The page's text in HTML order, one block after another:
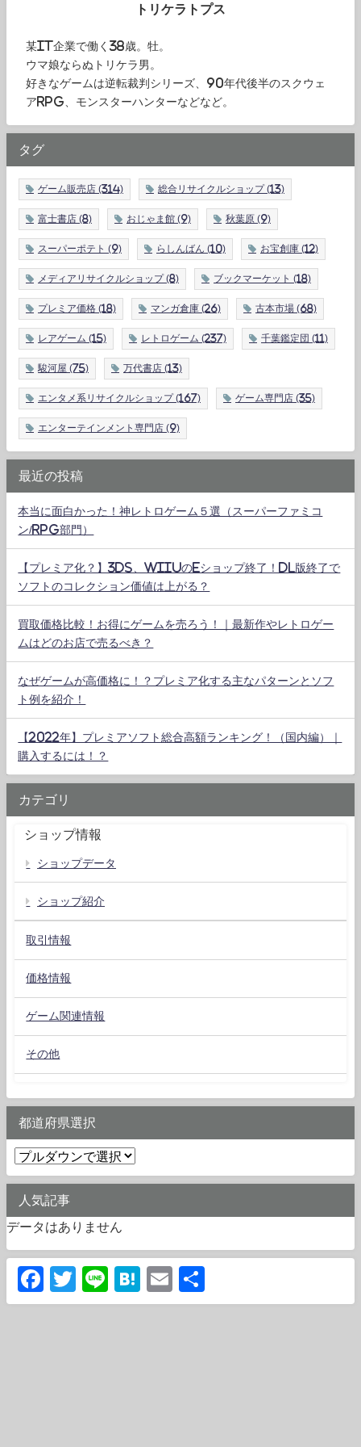
トリケラトプス
某IT企業で働く38歳。牡。
ウマ娘ならぬトリケラ男。
好きなゲームは逆転裁判シリーズ、90年代後半のスクウェ
アRPG、モンスターハンターなどなど。
タグ
ゲーム販売店 (314) 総合リサイクルショップ (13)
富士書店 (8) おじゃま館 (9) 秋葉原 (9)
スーパーポテト (9) らしんばん (10) お宝創庫 (12)
メディアリサイクルショップ (8) ブックマーケット (18)
プレミア価格 (18) マンガ倉庫 (26) 古本市場 (68)
レアゲーム (15) レトロゲーム (237) 千葉鑑定団 (11)
駿河屋 (75) 万代書店 (13)
エンタメ系リサイクルショップ (167) ゲーム専門店 (35)
エンターテインメント専門店 (9)
最近の投稿
本当に面白かった！神レトロゲーム５選（スーパーファミコ
ン/RPG部門）
【プレミア化？】3DS、WiiUのeショップ終了！DL版終了で
ソフトのコレクション価値は上がる？
買取価格比較！お得にゲームを売ろう！｜最新作やレトロゲー
ムはどのお店で売るべき？
なぜゲームが高価格に！？プレミア化する主なパターンとソフ
ト例を紹介！
【2022年】プレミアソフト総合高額ランキング！（国内編）｜
購入するには！？
カテゴリ
ショップ情報
ショップデータ
ショップ紹介
取引情報
価格情報
ゲーム関連情報
その他
都道府県選択
人気記事
データはありません
Facebook
Twitter
LineHatena
Email
有